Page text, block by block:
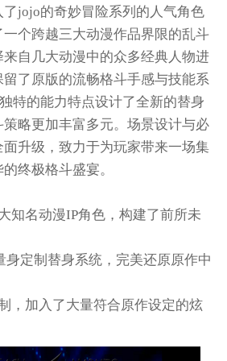
了jojo的奇妙冒险系列的人气角色
个跨越三大动漫作品界限的乱斗
自几大动漫中的众多经典人物进
了原版的流畅格斗手感与技能系
特的能力特点设计了全新的替身
略更加丰富多元。场景设计与必
升级，致力于为玩家带来一场集
终极格斗盛宴。
知名动漫IP角色，构建了前所未
定制替身系统，完美还原原作中
，加入了大量符合原作设定的炫